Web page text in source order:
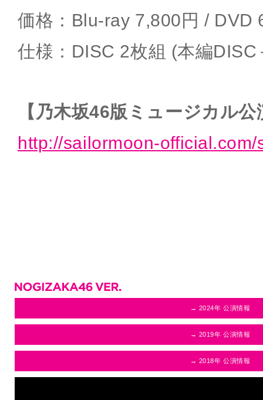
価格：Blu-ray 7,800円 / DVD
仕様：DISC 2枚組 (本編DISC
【乃木坂46版ミュージカル公
http://sailormoon-
→ 2024年 公演情報
→ 2019年 公演情報
→ 2018年 公演情報